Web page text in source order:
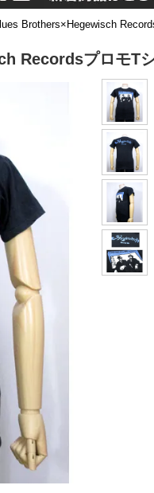
Brothers×Hegewisch
RecordsプロモT